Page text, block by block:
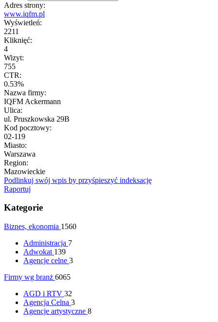
Adres strony:
www.iqfm.pl
Wyświetleń:
2211
Kliknięć:
4
Wizyt:
755
CTR:
0.53%
Nazwa firmy:
IQFM Ackermann
Ulica:
ul. Pruszkowska 29B
Kod pocztowy:
02-119
Miasto:
Warszawa
Region:
Mazowieckie
Podlinkuj swój wpis by przyśpieszyć indeksację
Raportuj
Kategorie
Biznes, ekonomia 1560
Administracja 7
Adwokat 139
Agencje celne 3
Firmy wg branż 6065
AGD i RTV 32
Agencja Celna 3
Agencje artystyczne 8